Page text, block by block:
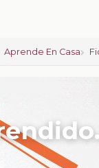
Aprende En Casa